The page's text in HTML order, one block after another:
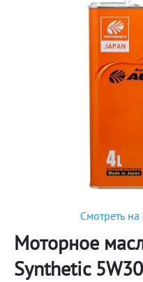
Смотреть
Моторное
Synthetic